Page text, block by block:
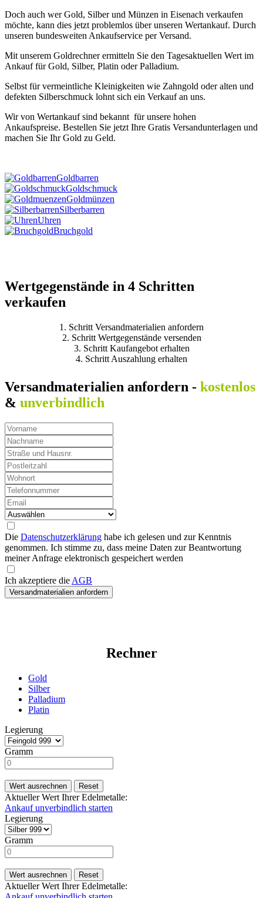
Doch auch wer Gold, Silber und Münzen in Eisenach verkaufen
möchte, kann dies jetzt problemlos über unseren Wertankauf. Durch
unseren bundesweiten Ankaufservice per Versand.
Mit unserem Goldrechner ermitteln Sie den Tagesaktuellen Wert im
Ankauf für Gold, Silber, Platin oder Palladium.
Selbst für vermeintliche Kleinigkeiten wie Zahngold oder alten und
defekten Silberschmuck lohnt sich ein Verkauf an uns.
Wir von Wertankauf sind bekannt für unsere hohen
Ankaufspreise. Bestellen Sie jetzt Ihre Gratis Versandunterlagen und
machen Sie Ihr Gold zu Geld.
Goldbarren
Goldschmuck
Goldmünzen
Silberbarren
Uhren
Bruchgold
Wertgegenstände in 4 Schritten
verkaufen
1. Schritt Versandmaterialien anfordern
2. Schritt Wertgegenstände versenden
3. Schritt Kaufangebot erhalten
4. Schritt Auszahlung erhalten
Versandmaterialien anfordern - kostenlos
& unverbindlich
Die Datenschutzerklärung habe ich gelesen und zur Kenntnis
genommen. Ich stimme zu, dass meine Daten zur Beantwortung
meiner Anfrage elektronisch gespeichert werden
Ich akzeptiere die AGB
Versandmaterialien anfordern
Rechner
Gold
Silber
Palladium
Platin
Legierung
Gramm
Wert ausrechnen Reset
Aktueller Wert Ihrer Edelmetalle:
Ankauf unverbindlich starten
Legierung
Gramm
Wert ausrechnen Reset
Aktueller Wert Ihrer Edelmetalle: